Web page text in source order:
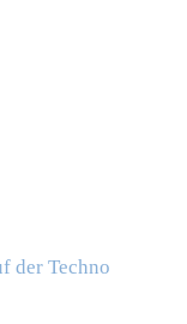
der Techno